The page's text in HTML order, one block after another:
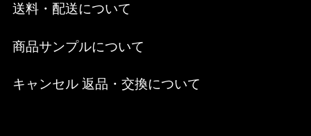
送料・配送について
商品サンプルについて
キャンセル 返品・交換について